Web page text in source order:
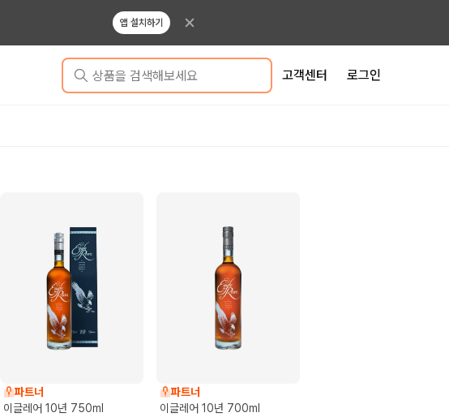
앱 설치하기
상품을 검색해보세요 고객센터 로그인
파트너
이글레어 10년 750ml
파트너
이글레어 10년 700ml